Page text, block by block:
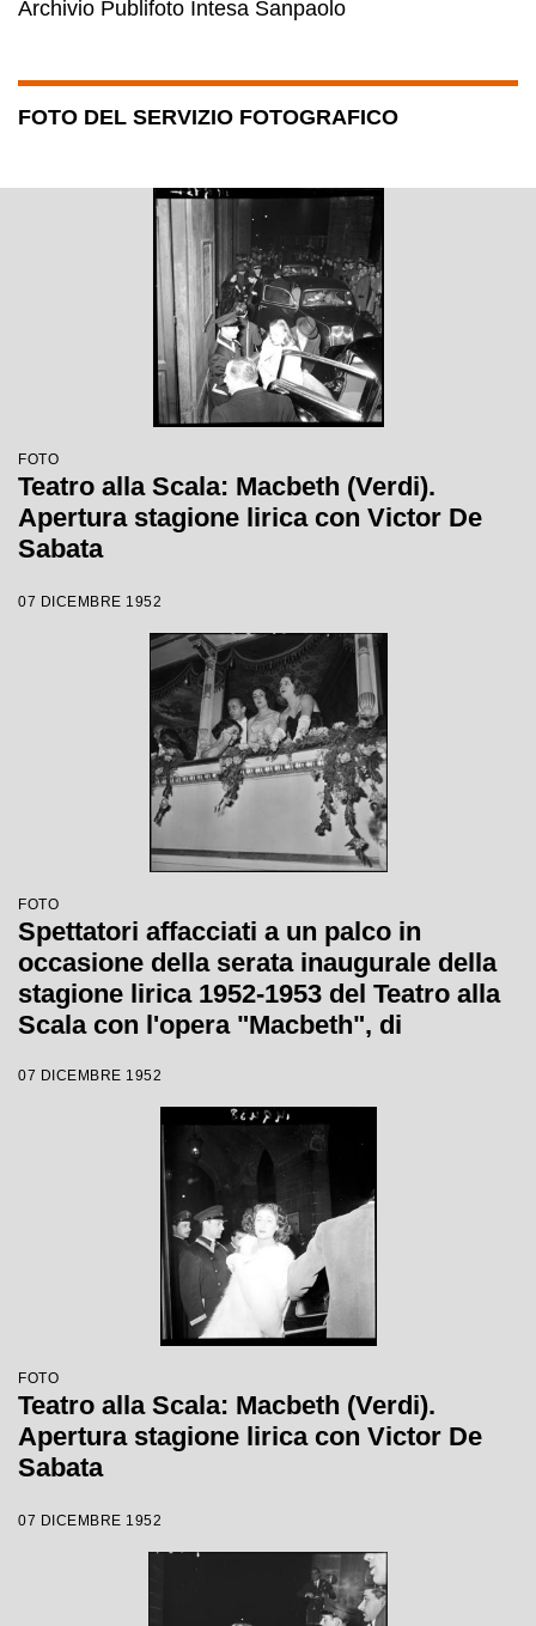
Archivio Publifoto Intesa Sanpaolo
FOTO DEL SERVIZIO FOTOGRAFICO
FOTO
Teatro alla Scala: Macbeth (Verdi).
Apertura stagione lirica con Victor De
Sabata
07 DICEMBRE 1952
FOTO
Spettatori affacciati a un palco in
occasione della serata inaugurale della
stagione lirica 1952-1953 del Teatro alla
Scala con l'opera "Macbeth", di
Sabata, con la regia di Carl Ebert
07 DICEMBRE 1952
FOTO
Teatro alla Scala: Macbeth (Verdi).
Apertura stagione lirica con Victor De
Sabata
07 DICEMBRE 1952